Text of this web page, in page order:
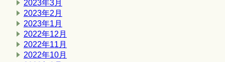
2023年3月
2023年2月
2023年1月
2022年12月
2022年11月
2022年10月